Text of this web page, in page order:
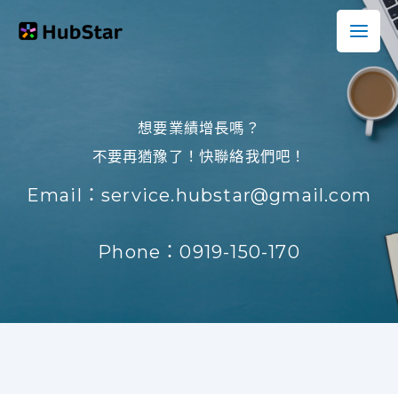
想要業績增長嗎？
不要再猶豫了！快聯絡我們吧！
Email：service.hubstar@gmail.com
Phone：0919-150-170